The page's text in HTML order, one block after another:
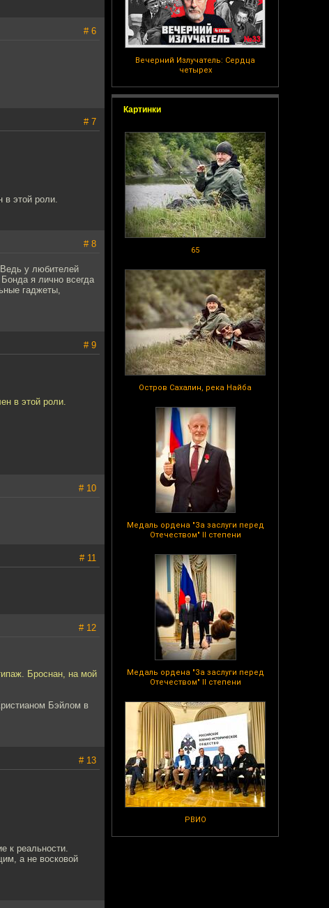
Вечерний Излучатель: Сердца
четырех
Картинки
65
Остров Сахалин, река Найба
Медаль ордена "За заслуги перед
Отечеством" II степени
Медаль ордена "За заслуги перед
Отечеством" II степени
РВИО
# 6
# 7
в этой роли.
# 8
у любителей
я лично всегда
гаджеты,
# 9
в этой роли.
# 10
# 11
# 12
Броснан, на мой
Бэйлом в
# 13
к реальности.
а не восковой